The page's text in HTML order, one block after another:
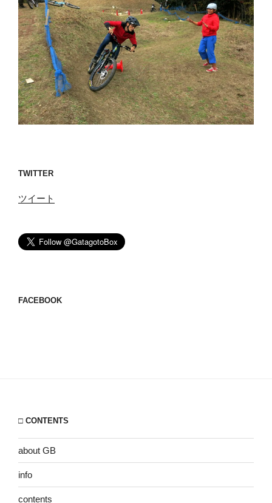
TWITTER
ツイート
FACEBOOK
□ CONTENTS
about GB
info
contents